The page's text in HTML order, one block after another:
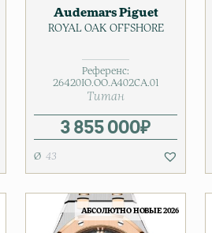
Audemars Piguet
ROYAL OAK OFFSHORE
Референс:
26420IO.OO.A402CA.01
Титан
3 855 000₽
43
АБСОЛЮТНО НОВЫЕ 2026